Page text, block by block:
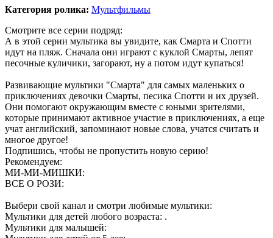
Категория ролика: Мультфильмы
Смотрите все серии подряд:
А в этой серии мультика вы увидите, как Смарта и Спотти
идут на пляж. Сначала они играют с куклой Смарты, лепят
песочные куличики, загорают, ну а потом идут купаться!
Развивающие мультики "Смарта" для самых маленьких о
приключениях девочки Смарты, песика Спотти и их друзей.
Они помогают окружающим вместе с юными зрителями,
которые принимают активное участие в приключениях, а еще
учат английский, запоминают новые слова, учатся считать и
многое другое!
Подпишись, чтобы не пропустить новую серию!
Рекомендуем:
МИ-МИ-МИШКИ:
ВСЕ О РОЗИ:
Выбери свой канал и смотри любимые мультики:
Мультики для детей любого возраста: .
Мультики для малышей: